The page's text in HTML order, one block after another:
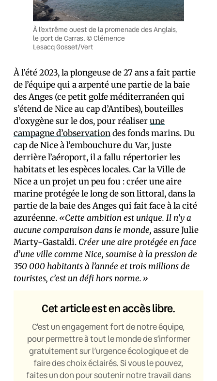
À l’extrême ouest de la promenade des Anglais,
le port de Carras. © Clémence
Lesacq Gosset/Vert
À l’été 2023, la plongeuse de 27 ans a fait partie
de l’équipe qui a arpenté une partie de la baie
des Anges (ce petit golfe méditerranéen qui
s’étend de Nice au cap d’Antibes), bouteilles
d’oxygène sur le dos, pour réaliserune
campagne d’observationdes fonds marins. Du
cap de Nice à l’embouchure du Var, juste
derrière l’aéroport, il a fallu répertorier les
habitats et les espèces locales. Car la Ville de
Nice a un projet un peu fou : créer une aire
marine protégée le long de son littoral, dans la
partie de la baie des Anges qui fait face à la cité
azuréenne. «Cette ambition est unique. Il n’y a
aucune comparaison dans le monde, assure Julie
Marty-Gastaldi. Créer une aire protégée en face
d’une ville comme Nice, soumise à la pression de
350 000 habitants à l’année et trois millions de
touristes, c’est un défi hors norme.»
Cet article est en accès libre.
C’est un engagement fort de notre équipe,
pour permettre à tout le monde de s’informer
gratuitement sur l’urgence écologique et de
faire des choix éclairés. Si vous le pouvez,
faites un don pour soutenir notre travail dans